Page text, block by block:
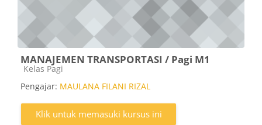
MANAJEMEN TRANSPORTASI / Pagi M1
Kategori kursus
Kelas Pagi
Pengajar: MAULANA FILANI RIZAL
Klik untuk memasuki kursus ini